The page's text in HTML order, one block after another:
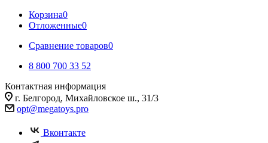
Корзина0
Отложенные0
Сравнение товаров0
8 800 700 33 52
Контактная информация
г. Белгород, Михайловское ш., 31/3
opt@megatoys.pro
Вконтакте